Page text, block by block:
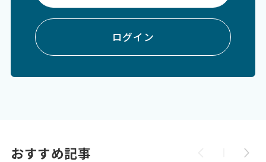
ログイン
おすすめ記事